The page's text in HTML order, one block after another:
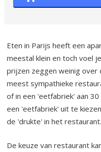
Eten in Parijs heeft een
meestal klein en toch voel
prijzen zeggen weinig over
meest sympathieke
of in een 'eetfabriek' aan
een 'eetfabriek' uit te
de 'drukte' in het restaurant.
De keuze van restaurant